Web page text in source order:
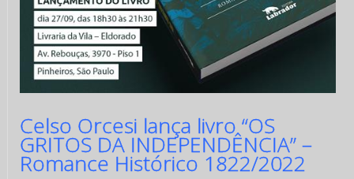
Celso Orcesi lança livro “OS
GRITOS DA INDEPENDÊNCIA” –
Romance Histórico 1822/2022